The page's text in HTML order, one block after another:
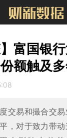
】富国银
额触及
交易和撮合交
，对于致力带